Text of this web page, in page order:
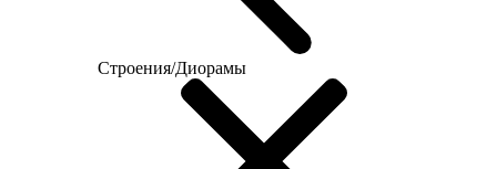
Строения/Диорамы